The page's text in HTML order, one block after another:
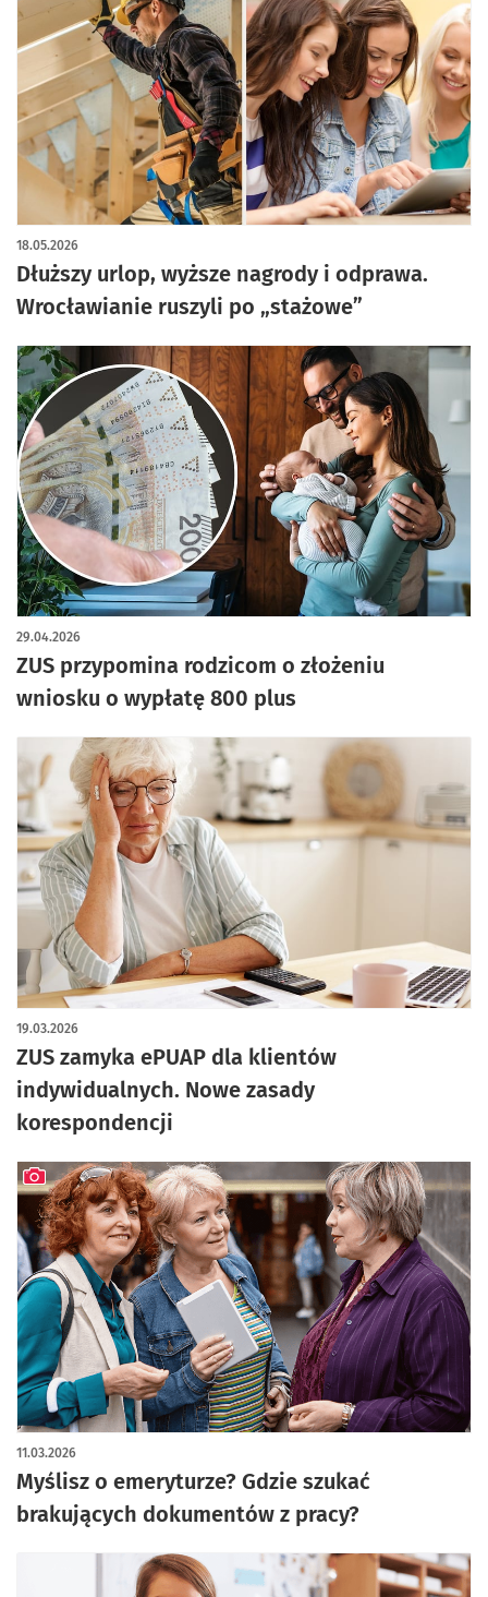
Dłuższy urlop, wyższe nagrody i odprawa.
Wrocławianie ruszyli po „stażowe”
18.05.2026
ZUS przypomina rodzicom o złożeniu
wniosku o wypłatę 800 plus
29.04.2026
ZUS zamyka ePUAP dla klientów
indywidualnych. Nowe zasady
korespondencji
19.03.2026
Myślisz o emeryturze? Gdzie szukać
brakujących dokumentów z pracy?
11.03.2026
artykuł z galerią zdjęć